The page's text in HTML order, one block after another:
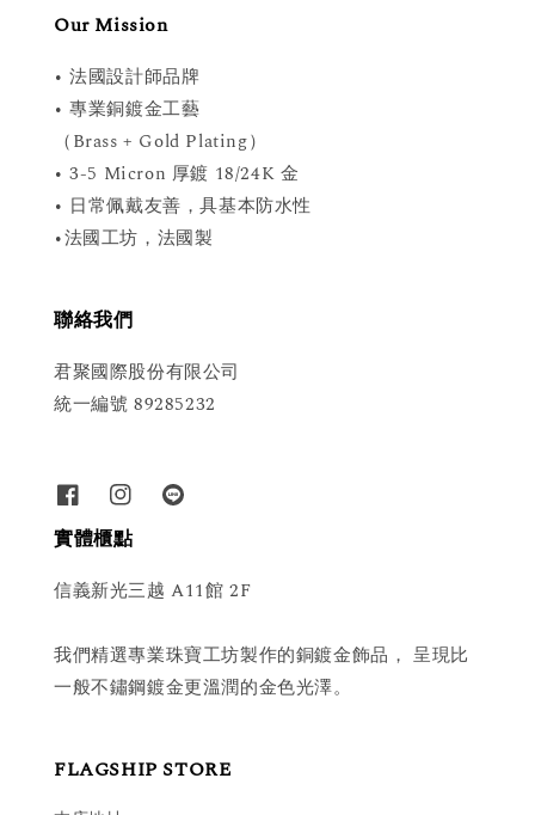
Our Mission
• 法國設計師品牌
• 專業銅鍍金工藝
（Brass + Gold Plating）
• 3-5 Micron 厚鍍 18/24K 金
• 日常佩戴友善，具基本防水性
•法國工坊，法國製
聯絡我們
君聚國際股份有限公司
統一編號 89285232
實體櫃點
信義新光三越 A11館 2F
我們精選專業珠寶工坊製作的銅鍍金飾品， 呈現比
一般不鏽鋼鍍金更溫潤的金色光澤。
FLAGSHIP STORE